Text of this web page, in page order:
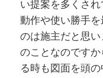
い提案を多くさ
動作や使い勝手
のは施主だと思
のことなのです
る時も図面を頭